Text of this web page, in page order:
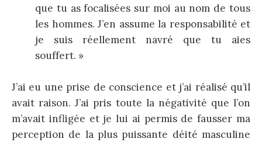
que tu as focalisées sur moi au nom de tous
les hommes. J’en assume la responsabilité et
je suis réellement navré que tu aies
souffert. »
J’ai eu une prise de conscience et j’ai réalisé qu’il
avait raison. J’ai pris toute la négativité que l’on
m’avait infligée et je lui ai permis de fausser ma
perception de la plus puissante déité masculine